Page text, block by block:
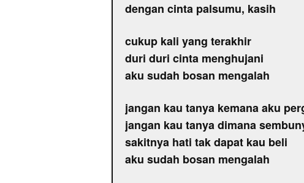
dengan cinta palsumu, kasih
cukup kali yang terakhir
duri duri cinta menghujani
aku sudah bosan mengalah
jangan kau tanya kemana aku
jangan kau tanya dimana
sakitnya hati tak dapat kau beli
aku sudah bosan mengalah